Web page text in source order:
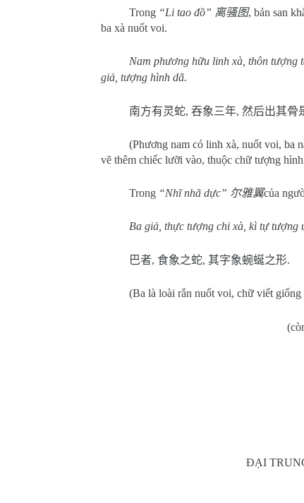
Trong “Li tao đồ” 离骚图, bản san
ba xà nuốt voi.
Nam phương hữu linh xà, thôn tượng
giả, tượng hình dã.
南方有灵蛇, 吞象三年, 然后出其骨
(Phương nam có linh xà, nuốt voi, ba
vẽ thêm chiếc lưỡi vào, thuộc chữ tượng
Trong “Nhĩ nhã dực” 尔雅翼của
Ba giả, thực tượng chi xà, kì tự tượng
巴者, 食象之蛇, 其字象蜿蜒之形.
(Ba là loài rắn nuốt voi, chữ viết
ĐẠI